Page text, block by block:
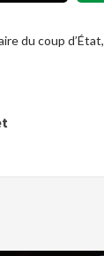
du coup d’État,